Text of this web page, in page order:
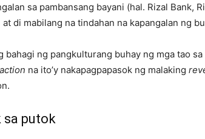
sa pambansang bayani (hal. Rizal Bank,
at di mabilang na tindahan na kapangalan ng
bahagi ng pangkulturang buhay ng mga tao
na ito’y nakapagpapasok ng malaking
sa putok